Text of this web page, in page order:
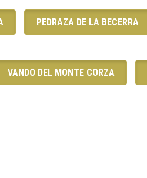
PEDRAZA DE LA BECERRA
VANDO DEL MONTE CORZA